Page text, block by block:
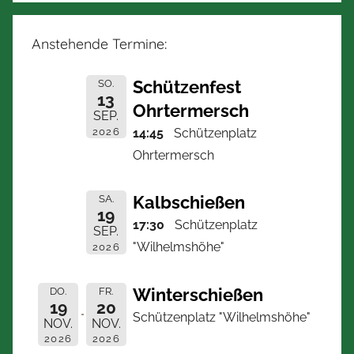
Anstehende Termine:
SO.
13
SEP.
2026
Schützenfest
Ohrtermersch
14:45
Schützenplatz
Ohrtermersch
SA.
19
SEP.
2026
Kalbschießen
17:30
Schützenplatz
"Wilhelmshöhe"
DO.
19
NOV.
2026
FR.
20
NOV.
2026
Winterschießen
Schützenplatz "Wilhelmshöhe"